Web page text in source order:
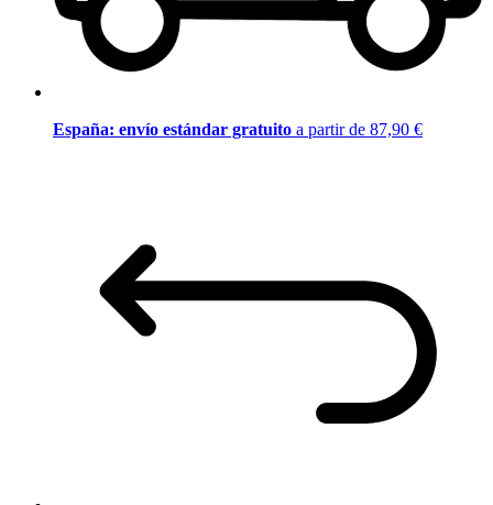
España: envío estándar gratuito a partir de 87,90 €